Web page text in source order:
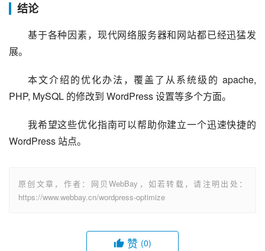
结论
基于各种因素，现代网络服务器和网站都已经迅猛发
展。
本文介绍的优化办法，覆盖了从系统级的 apache,
PHP, MySQL 的修改到 WordPress 设置等多个方面。
我希望这些优化指南可以帮助你建立一个迅速快捷的
WordPress 站点。
原创文章，作者：网贝WebBay，如若转载，请注明出处：
https://www.webbay.cn/wordpress-optimize
赞 (0)